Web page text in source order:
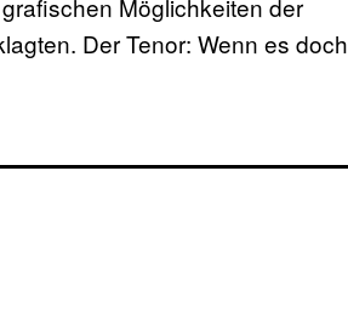
Möglichkeiten der
Der Tenor: Wenn es doch